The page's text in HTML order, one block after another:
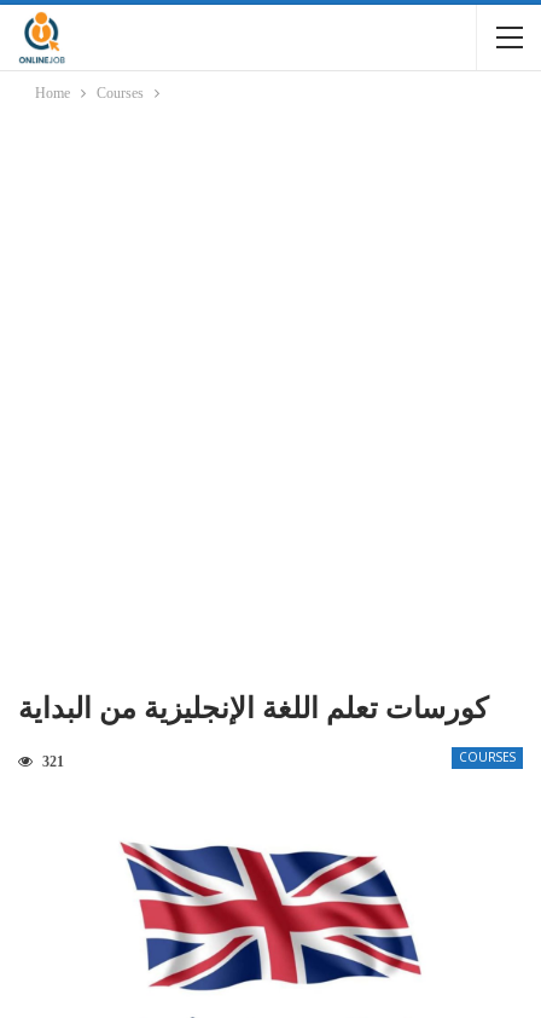
Home Courses
كورسات تعلم اللغة الإنجليزية من البداية
COURSES
321